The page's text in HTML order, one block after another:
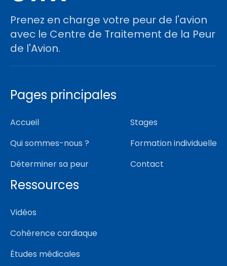
Prenez en charge votre peur de l'avion
avec le Centre de Traitement de la Peur
de l'Avion.
Pages principales
Accueil
Qui sommes-nous ?
Déterminer sa peur
Stages
Formation individuelle
Contact
Ressources
Vidéos
Cohérence cardiaque
Études médicales